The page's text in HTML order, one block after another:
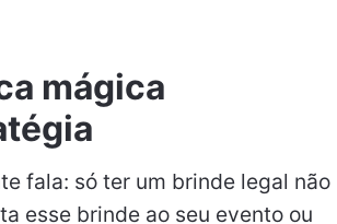
mágica
fala: só ter um brinde legal não
esse brinde ao seu evento ou